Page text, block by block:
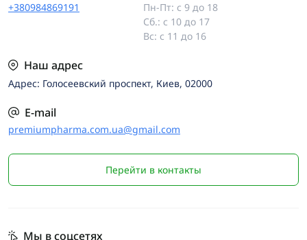
+380984869191
Пн-Пт: с 9 до 18
Сб.: с 10 до 17
Вс: с 11 до 16
Наш адрес
Адрес: Голосеевский проспект, Киев, 02000
E-mail
premiumpharma.com.ua@gmail.com
Перейти в контакты
Мы в соцсетях